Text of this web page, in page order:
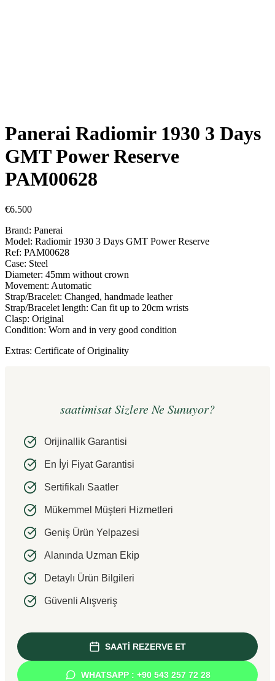
Panerai Radiomir 1930 3 Days
GMT Power Reserve
PAM00628
€6.500
Brand: Panerai
Model: Radiomir 1930 3 Days GMT Power Reserve
Ref: PAM00628
Case: Steel
Diameter: 45mm without crown
Movement: Automatic
Strap/Bracelet: Changed, handmade leather
Strap/Bracelet length: Can fit up to 20cm wrists
Clasp: Original
Condition: Worn and in very good condition
Extras: Certificate of Originality
saatimisat Sizlere Ne Sunuyor?
Orijinallik Garantisi
En İyi Fiyat Garantisi
Sertifikalı Saatler
Mükemmel Müşteri Hizmetleri
Geniş Ürün Yelpazesi
Alanında Uzman Ekip
Detaylı Ürün Bilgileri
Güvenli Alışveriş
SAATİ REZERVE ET
WHATSAPP : +90 543 257 72 28